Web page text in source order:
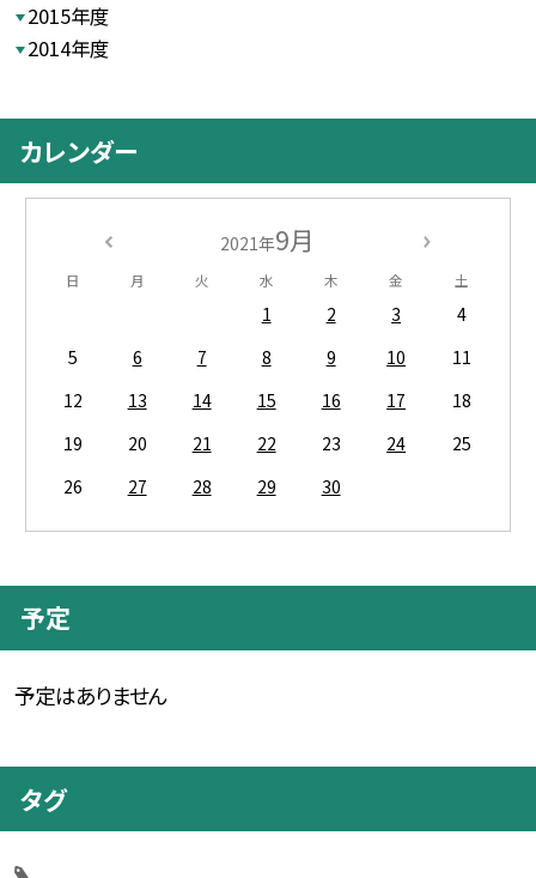
2015年度
2014年度
カレンダー
2021年9月
日 月 火 水 木 金 土
1 2 3
4
5
6 7 8 9 10
11
12
13 14 15 16 17
18
19
20 21 22 23 24
25
26
27 28 29 30
予定
予定はありません
タグ